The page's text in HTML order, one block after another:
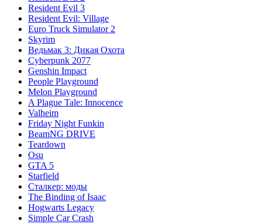
Resident Evil 3
Resident Evil: Village
Euro Truck Simulator 2
Skyrim
Ведьмак 3: Дикая Охота
Cyberpunk 2077
Genshin Impact
People Playground
Melon Playground
A Plague Tale: Innocence
Valheim
Friday Night Funkin
BeamNG DRIVE
Teardown
Osu
GTA 5
Starfield
Сталкер: моды
The Binding of Isaac
Hogwarts Legacy
Simple Car Crash